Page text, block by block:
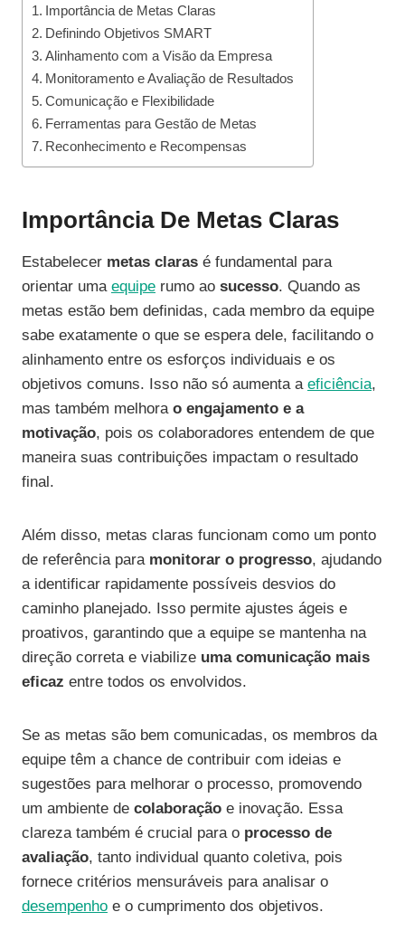
Importância de Metas Claras
Definindo Objetivos SMART
Alinhamento com a Visão da Empresa
Monitoramento e Avaliação de Resultados
Comunicação e Flexibilidade
Ferramentas para Gestão de Metas
Reconhecimento e Recompensas
Importância De Metas Claras
Estabelecer metas claras é fundamental para
orientar uma equipe rumo ao sucesso. Quando as
metas estão bem definidas, cada membro da equipe
sabe exatamente o que se espera dele, facilitando o
alinhamento entre os esforços individuais e os
objetivos comuns. Isso não só aumenta a eficiência,
mas também melhora o engajamento e a
motivação, pois os colaboradores entendem de que
maneira suas contribuições impactam o resultado
final.
Além disso, metas claras funcionam como um ponto
de referência para monitorar o progresso, ajudando
a identificar rapidamente possíveis desvios do
caminho planejado. Isso permite ajustes ágeis e
proativos, garantindo que a equipe se mantenha na
direção correta e viabilize uma comunicação mais
eficaz entre todos os envolvidos.
Se as metas são bem comunicadas, os membros da
equipe têm a chance de contribuir com ideias e
sugestões para melhorar o processo, promovendo
um ambiente de colaboração e inovação. Essa
clareza também é crucial para o processo de
avaliação, tanto individual quanto coletiva, pois
fornece critérios mensuráveis para analisar o
desempenho e o cumprimento dos objetivos.